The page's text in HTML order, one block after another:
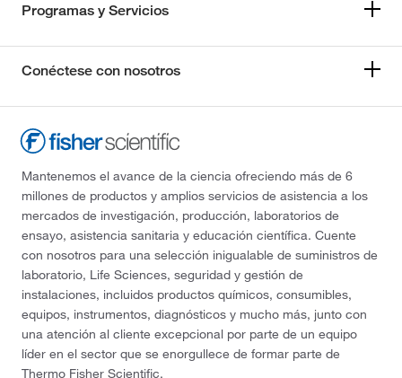
Programas y Servicios
Conéctese con nosotros
Mantenemos el avance de la ciencia ofreciendo más de 6
millones de productos y amplios servicios de asistencia a los
mercados de investigación, producción, laboratorios de
ensayo, asistencia sanitaria y educación científica. Cuente
con nosotros para una selección inigualable de suministros de
laboratorio, Life Sciences, seguridad y gestión de
instalaciones, incluidos productos químicos, consumibles,
equipos, instrumentos, diagnósticos y mucho más, junto con
una atención al cliente excepcional por parte de un equipo
líder en el sector que se enorgullece de formar parte de
Thermo Fisher Scientific.